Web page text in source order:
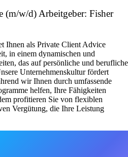
(m/w/d) Arbeitgeber: Fisher
Ihnen als Private Client Advice
in einem dynamischen und
das auf persönliche und berufliche
Unternehmenskultur fördert
wir Ihnen durch umfassende
helfen, Ihre Fähigkeiten
profitieren Sie von flexiblen
Vergütung, die Ihre Leistung